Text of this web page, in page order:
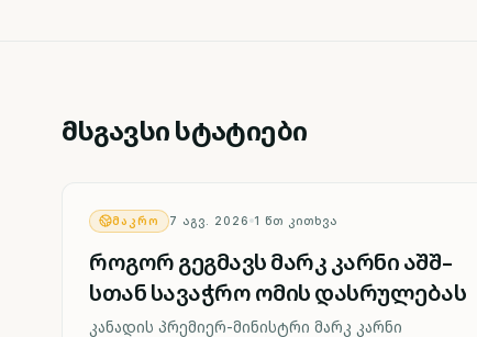
მსგავსი სტატიები
ᲛᲐᲙᲠᲝ 7 ᲐᲒᲕ. 2026 1 ᲬᲗ ᲙᲘᲗᲮᲕᲐ
როგორ გეგმავს მარკ კარნი აშშ-
სთან სავაჭრო ომის დასრულებას
კანადის პრემიერ-მინისტრი მარკ კარნი